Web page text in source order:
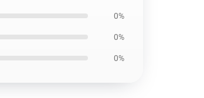
0%
0%
0%